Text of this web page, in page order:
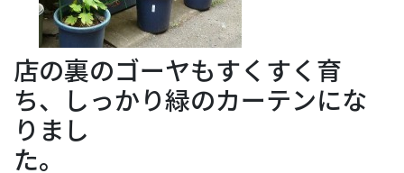
店の裏のゴーヤもすくすく育
ち、しっかり緑のカーテンにな
りまし